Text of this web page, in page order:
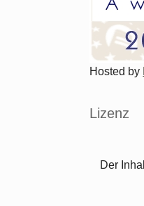
Hosted by
Lizenz
Der